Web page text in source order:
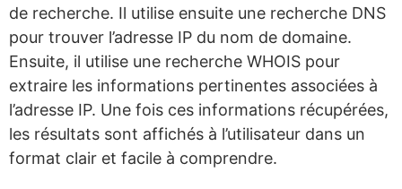
de recherche. Il utilise ensuite une recherche DNS
pour trouver l’adresse IP du nom de domaine.
Ensuite, il utilise une recherche WHOIS pour
extraire les informations pertinentes associées à
l’adresse IP. Une fois ces informations récupérées,
les résultats sont affichés à l’utilisateur dans un
format clair et facile à comprendre.